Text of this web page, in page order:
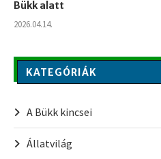
Bükk alatt
2026.04.14.
KATEGÓRIÁK
A Bükk kincsei
Állatvilág